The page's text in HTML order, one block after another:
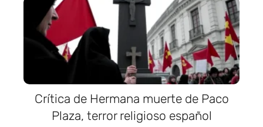
Crítica de Hermana muerte de Paco
Plaza, terror religioso español